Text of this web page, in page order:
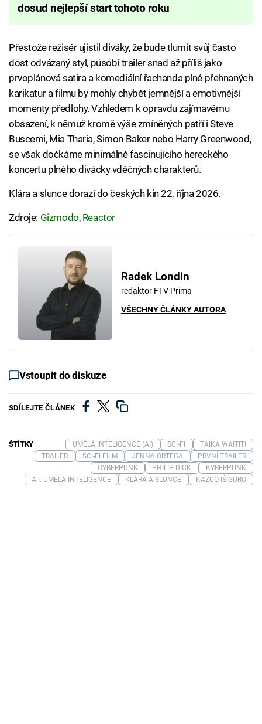
dosud nejlepší start tohoto roku
Přestože režisér ujistil diváky, že bude tlumit svůj často
dost odvázaný styl, působí trailer snad až příliš jako
prvoplánová satira a komediální řachanda plné přehnaných
karikatur a filmu by mohly chybět jemnější a emotivnější
momenty předlohy. Vzhledem k opravdu zajímavému
obsazení, k němuž kromě výše zmíněných patří i Steve
Buscemi, Mia Tharia, Simon Baker nebo Harry Greenwood,
se však dočkáme minimálně fascinujícího hereckého
koncertu plného divácky vděčných charakterů.
Klára a slunce dorazí do českých kin 22. října 2026.
Zdroje: Gizmodo, Reactor
Radek Londin
redaktor FTV Prima
VŠECHNY ČLÁNKY AUTORA
Vstoupit do diskuze
SDÍLEJTE ČLÁNEK
ŠTÍTKY UMĚLÁ INTELIGENCE (AI) SCI-FI
TAIKA WAITITI
TRAILER
SCI-FI FILM JENNA ORTEGA
PRVNÍ TRAILER
CYBERPUNK
PHILIP DICK
KYBERPUNK
A.I. UMĚLÁ INTELIGENCE
KLÁRA A SLUNCE KAZUO IŠIGURO